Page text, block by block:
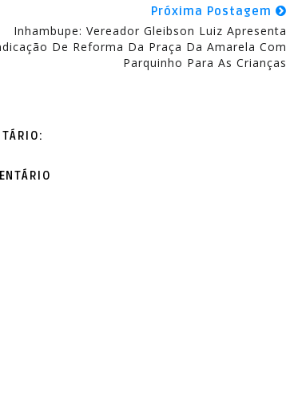
Próxima Postagem
Inhambupe: Vereador Gleibson Luiz Apresenta
De Reforma Da Praça Da Amarela Com
Parquinho Para As Crianças